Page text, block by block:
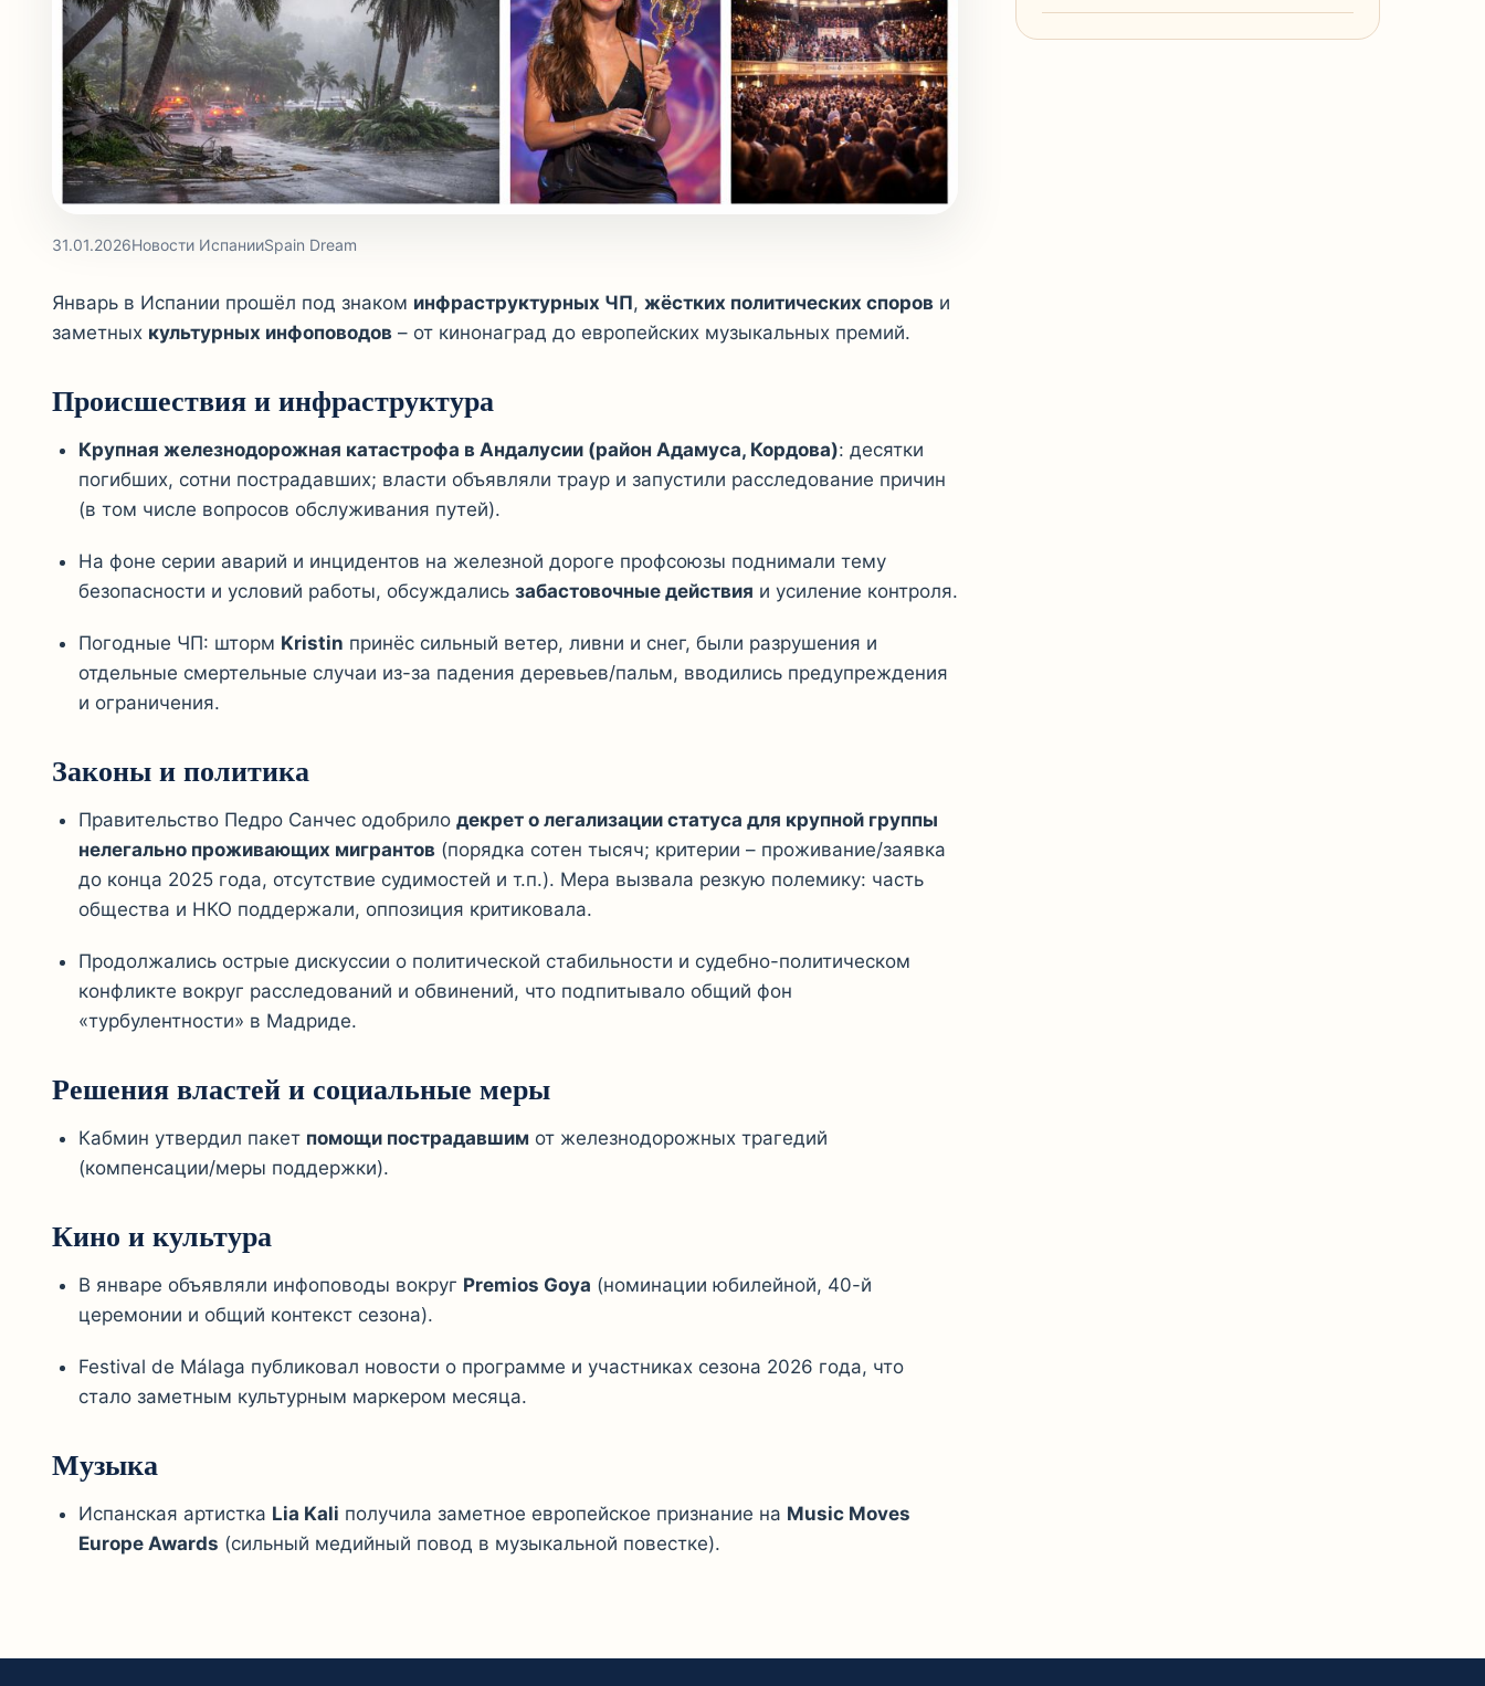
31.01.2026Новости ИспанииSpain Dream
Январь в Испании прошёл под знаком инфраструктурных ЧП, жёстких политических споров и
заметных культурных инфоповодов – от кинонаград до европейских музыкальных премий.
Происшествия и инфраструктура
Крупная железнодорожная катастрофа в Андалусии (район Адамуса, Кордова): десятки
погибших, сотни пострадавших; власти объявляли траур и запустили расследование причин
(в том числе вопросов обслуживания путей).
На фоне серии аварий и инцидентов на железной дороге профсоюзы поднимали тему
безопасности и условий работы, обсуждались забастовочные действия и усиление контроля.
Погодные ЧП: шторм Kristin принёс сильный ветер, ливни и снег, были разрушения и
отдельные смертельные случаи из-за падения деревьев/пальм, вводились предупреждения
и ограничения.
Законы и политика
Правительство Педро Санчес одобрило декрет о легализации статуса для крупной группы
нелегально проживающих мигрантов (порядка сотен тысяч; критерии – проживание/заявка
до конца 2025 года, отсутствие судимостей и т.п.). Мера вызвала резкую полемику: часть
общества и НКО поддержали, оппозиция критиковала.
Продолжались острые дискуссии о политической стабильности и судебно-политическом
конфликте вокруг расследований и обвинений, что подпитывало общий фон
«турбулентности» в Мадриде.
Решения властей и социальные меры
Кабмин утвердил пакет помощи пострадавшим от железнодорожных трагедий
(компенсации/меры поддержки).
Кино и культура
В январе объявляли инфоповоды вокруг Premios Goya (номинации юбилейной, 40-й
церемонии и общий контекст сезона).
Festival de Málaga публиковал новости о программе и участниках сезона 2026 года, что
стало заметным культурным маркером месяца.
Музыка
Испанская артистка Lia Kali получила заметное европейское признание на Music Moves
Europe Awards (сильный медийный повод в музыкальной повестке).